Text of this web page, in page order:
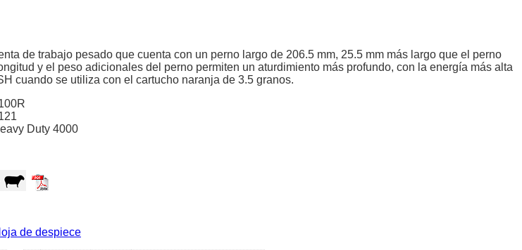
de trabajo pesado que cuenta con un perno largo de 206.5 mm, 25.5 mm más largo que el perno
y el peso adicionales del perno permiten un aturdimiento más profundo, con la energía más alta
cuando se utiliza con el cartucho naranja de 3.5 granos.
Duty 4000
de despiece